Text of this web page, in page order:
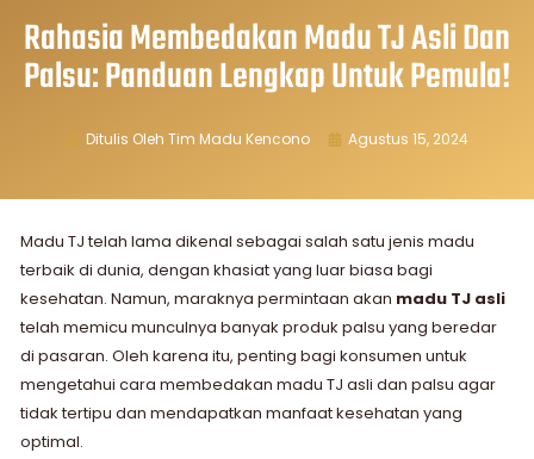
Rahasia Membedakan Madu TJ Asli Dan
Palsu: Panduan Lengkap Untuk Pemula!
Ditulis Oleh Tim Madu Kencono Agustus 15, 2024
Madu TJ telah lama dikenal sebagai salah satu jenis madu
terbaik di dunia, dengan khasiat yang luar biasa bagi
kesehatan. Namun, maraknya permintaan akan madu TJ asli
telah memicu munculnya banyak produk palsu yang beredar
di pasaran. Oleh karena itu, penting bagi konsumen untuk
mengetahui cara membedakan madu TJ asli dan palsu agar
tidak tertipu dan mendapatkan manfaat kesehatan yang
optimal.